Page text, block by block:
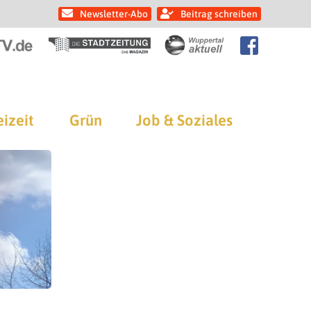
Newsletter-Abo Beitrag schreiben
Grün Job & Soziales